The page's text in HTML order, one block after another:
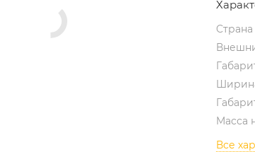
Масса
Все